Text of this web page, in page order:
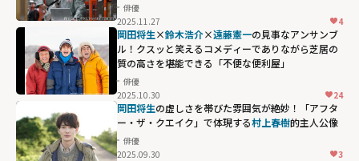
俳優
2025.11.27
4
岡田将生×鈴木浩介×遠藤憲一の見事なアンサンブ
ル！クスッと笑えるコメディーでありながら芝居の
質の高さを堪能できる「不便な便利屋」
俳優
2025.10.30
24
岡田将生の虚しさを帯びた雰囲気が絶妙！「アフタ
ー・ザ・クエイク」で体現する村上春樹的主人公像
俳優
2025.09.30
3